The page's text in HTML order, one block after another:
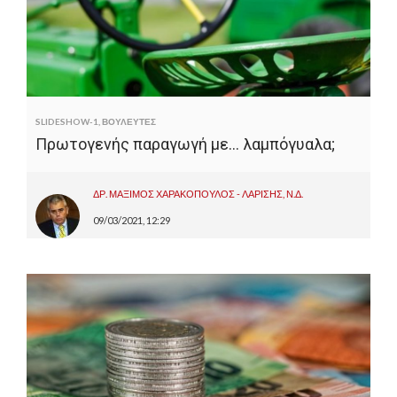
SLIDESHOW-1 ΒΟΥΛΕΥΤΕΣ
Πρωτογενής παραγωγή με… λαμπόγυαλα;
ΔΡ. ΜΑΞΙΜΟΣ ΧΑΡΑΚΟΠΟΥΛΟΣ - ΛΑΡΙΣΗΣ, Ν.Δ.
09/03/2021, 12:29